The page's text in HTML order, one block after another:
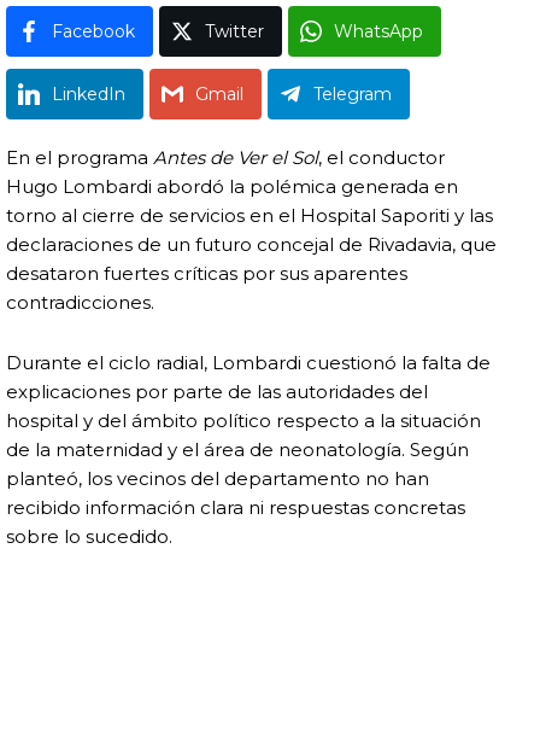
Facebook Twitter WhatsApp
LinkedIn Gmail Telegram
En el programa Antes de Ver el Sol, el conductor
Hugo Lombardi abordó la polémica generada en
torno al cierre de servicios en el Hospital Saporiti y las
declaraciones de un futuro concejal de Rivadavia, que
desataron fuertes críticas por sus aparentes
contradicciones.
Durante el ciclo radial, Lombardi cuestionó la falta de
explicaciones por parte de las autoridades del
hospital y del ámbito político respecto a la situación
de la maternidad y el área de neonatología. Según
planteó, los vecinos del departamento no han
recibido información clara ni respuestas concretas
sobre lo sucedido.